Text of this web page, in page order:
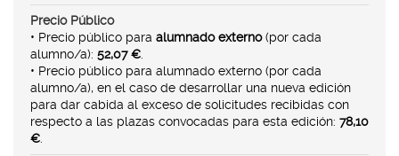
Precio Público
• Precio público para alumnado externo(por cada
alumno/a): 52,07 €
• Precio público para alumnado externo (por cada
alumno/a), en el caso de desarrollar una nueva edición
para dar cabida al exceso de solicitudes recibidas con
respecto a las plazas convocadas para esta edición: 78,10
€